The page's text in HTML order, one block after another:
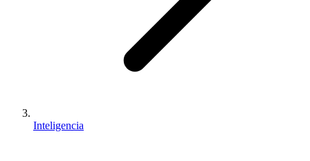
Inteligencia